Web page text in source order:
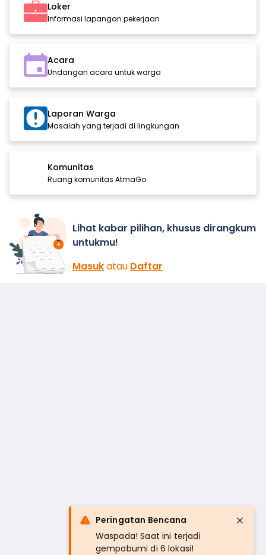
Loker
Informasi lapangan pekerjaan
Acara
Undangan acara untuk warga
Laporan Warga
Masalah yang terjadi di lingkungan
Komunitas
Ruang komunitas AtmaGo
Lihat kabar pilihan, khusus dirangkum
untukmu!
Masukatau Daftar
Peringatan Bencana
Waspada! Saat ini terjadi
gempabumi di 6 lokasi!